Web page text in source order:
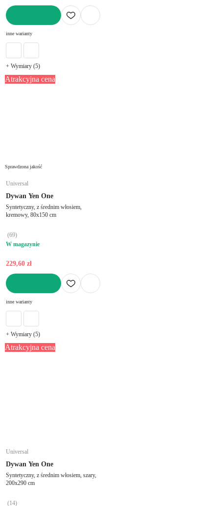
inne warianty
+ Wymiary (5)
Atrakcyjna cena
Sprawdzona jakość
Universal
Dywan Yen One
Syntetyczny, z średnim włosiem,
kremowy, 80x150 cm
(69)
W magazynie
229,60 zł
inne warianty
+ Wymiary (5)
Atrakcyjna cena
Universal
Dywan Yen One
Syntetyczny, z średnim włosiem, szary,
200x290 cm
(14)